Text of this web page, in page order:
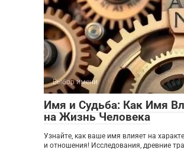
Выбор имени
Имя и Судьба: Как Имя
на Жизнь Человека
Узнайте, как ваше имя влияет на
и отношения! Исследования, древние